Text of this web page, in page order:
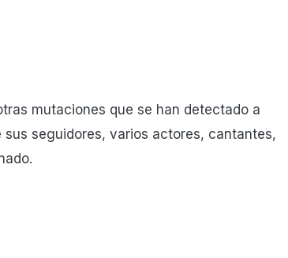
mutaciones que se han detectado a
seguidores, varios actores, cantantes,